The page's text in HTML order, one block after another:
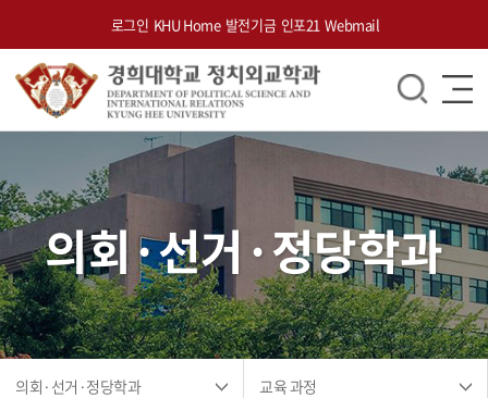
로그인 KHU Home 발전기금 인포21 Webmail
의회·선거·정당학과
의회·선거·정당학과 교육 과정